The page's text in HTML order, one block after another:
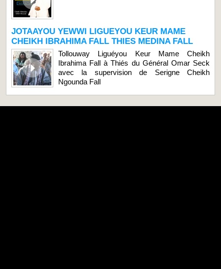
JOTAAYOU YEWWI LIGUEYOU KEUR MAME
CHEIKH IBRAHIMA FALL THIES MEDINA FALL
Tollouway Liguéyou Keur Mame Cheikh
Ibrahima Fall à Thiés du Général Omar Seck
avec la supervision de Serigne Cheikh
Ngounda Fall